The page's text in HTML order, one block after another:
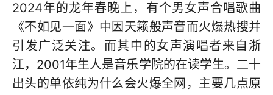
2024年的龙年春晚上，有个男女声合唱歌曲
《不如见一面》中因天籁般声音而火爆热搜并
引发广泛关注。而其中的女声演唱者来自浙
江，2001年生人是音乐学院的在读学生。二十
出头的单依纯为什么会火爆全网，主要几点原